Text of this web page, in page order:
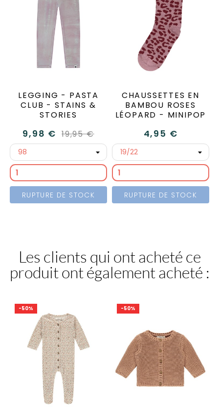
LEGGING - PASTA
CLUB - STAINS &
STORIES
9,98 € 19,95 €
RUPTURE DE STOCK
CHAUSSETTES EN
BAMBOU ROSES
LÉOPARD - MINIPOP
4,95 €
RUPTURE DE STOCK
Les clients qui ont acheté ce
produit ont également acheté :
-50% -50%